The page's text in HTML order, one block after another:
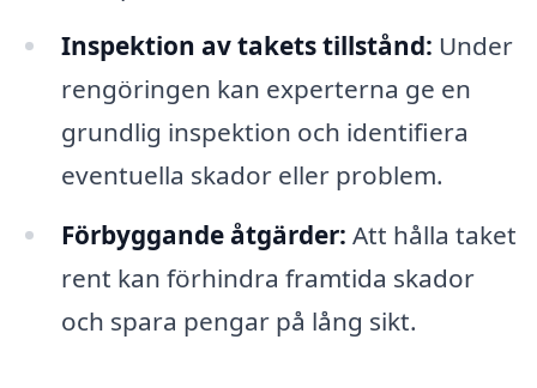
Inspektion av takets tillstånd: Under
rengöringen kan experterna ge en
grundlig inspektion och identifiera
eventuella skador eller problem.
Förbyggande åtgärder: Att hålla taket
rent kan förhindra framtida skador
och spara pengar på lång sikt.